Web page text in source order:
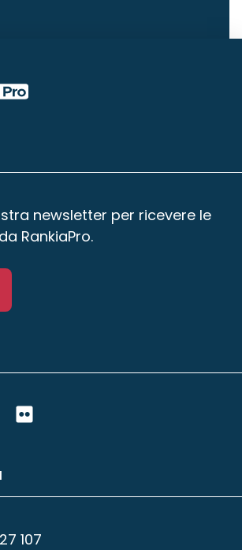
newsletter per ricevere le
RankiaPro.
107